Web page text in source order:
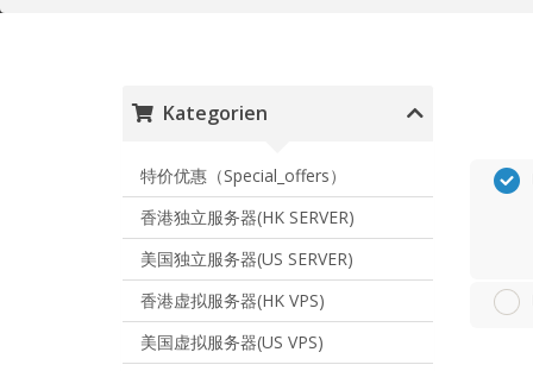
Kategorien
特价优惠（Special_offers）
香港独立服务器(HK SERVER)
美国独立服务器(US SERVER)
香港虚拟服务器(HK VPS)
美国虚拟服务器(US VPS)